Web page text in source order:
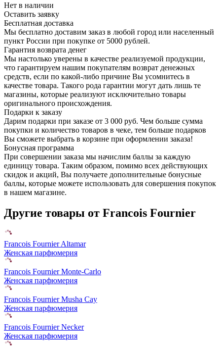
Нет в наличии
Оставить заявку
Бесплатная доставка
Мы бесплатно доставим заказ в любой город или населенный
пункт России при покупке от 5000 рублей.
Гарантия возврата денег
Мы настолько уверены в качестве реализуемой продукции,
что гарантируем нашим покупателям возврат денежных
средств, если по какой-либо причине Вы усомнитесь в
качестве товара. Такого рода гарантии могут дать лишь те
магазины, которые реализуют исключительно товары
оригинального происхождения.
Подарки к заказу
Дарим подарки при заказе от 3 000 руб. Чем больше сумма
покупки и количество товаров в чеке, тем больше подарков
Вы сможете выбрать в корзине при оформлении заказа!
Бонусная программа
При совершении заказа мы начислим баллы за каждую
единицу товара. Таким образом, помимо всех действующих
скидок и акций, Вы получаете дополнительные бонусные
баллы, которые можете использовать для совершения покупок
в нашем магазине.
Другие товары от Francois Fournier
Francois Fournier Altamar
Женская парфюмерия
Francois Fournier Monte-Carlo
Женская парфюмерия
Francois Fournier Musha Cay
Женская парфюмерия
Francois Fournier Necker
Женская парфюмерия